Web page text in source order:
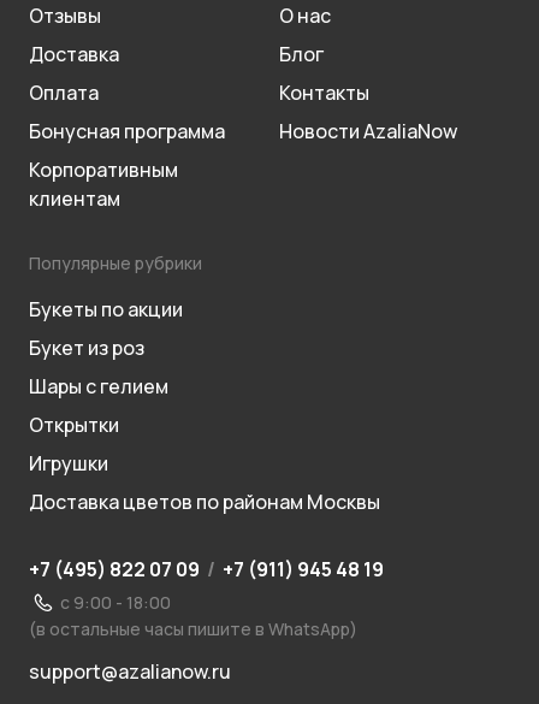
Отзывы
Доставка
Оплата
Бонусная программа
Корпоративным
клиентам
О нас
Блог
Контакты
Новости AzaliaNow
Популярные рубрики
Букеты по акции
Букет из роз
Шары с гелием
Открытки
Игрушки
Доставка цветов по районам Москвы
+7 (495) 822 07 09 / +7 (911) 945 48 19
с 9:00 - 18:00
(в остальные часы пишите в WhatsApp)
support@azalianow.ru